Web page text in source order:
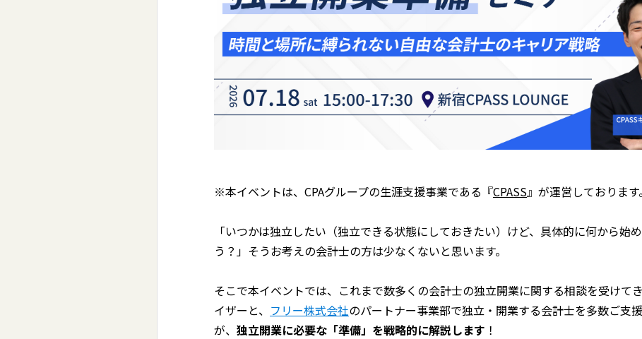
※本イベントは、CPAグループの生涯支援事業である『CPASS』が運営しております。
「いつかは独立したい（独立できる状態にしておきたい）けど、具体的に何から始
う？」そうお考えの会計士の方は少なくないと思います。
そこで本イベントでは、これまで数多くの会計士の独立開業に関する相談を受けて
イザーと、 フリー株式会社のパートナー事業部で独立・開業する会計士を多数ご支
が、 独立開業に必要な「準備」を戦略的に解説します ！